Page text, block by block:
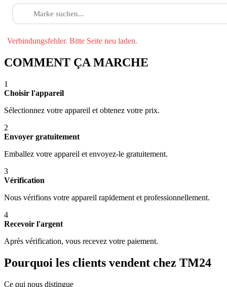
Verbindungsfehler. Bitte Seite neu laden.
COMMENT ÇA MARCHE
1
Choisir l'appareil
Sélectionnez votre appareil et obtenez votre prix.
2
Envoyer gratuitement
Emballez votre appareil et envoyez-le gratuitement.
3
Vérification
Nous vérifions votre appareil rapidement et professionnellement.
4
Recevoir l'argent
Après vérification, vous recevez votre paiement.
Pourquoi les clients vendent chez TM24
Ce qui nous distingue